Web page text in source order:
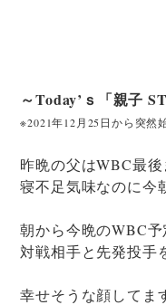
～Today’ｓ「親子
※2021年12月25日から突然
昨晩の父はWBC最
寝不足気味なのに今
朝から今晩のWBC予
対戦相手と先発投手
幸せそうな顔してま